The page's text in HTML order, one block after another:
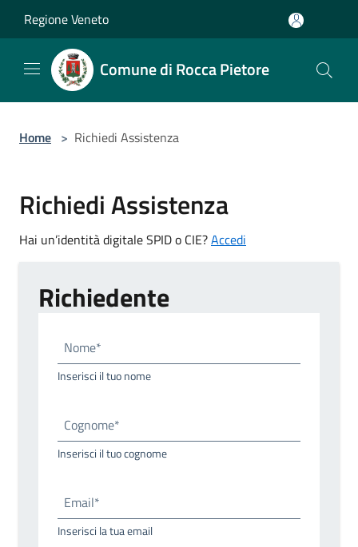
Regione Veneto
Comune di Rocca Pietore
Home > Richiedi Assistenza
Richiedi Assistenza
Hai un’identità digitale SPID o CIE?Accedi
Richiedente
Nome*
Inserisci il tuo nome
Cognome*
Inserisci il tuo cognome
Email*
Inserisci la tua email